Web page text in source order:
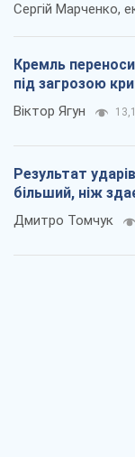
Сергій Марченко,
Кремль
під загрозою
Віктор Ягун
Результат
більший, ніж
Дмитро Томчук